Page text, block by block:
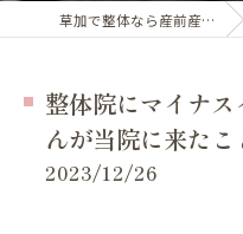
草加で整体なら産前産後ケア専門 かおりビューティサロン
整体院にマイナ
んが当院に来た
2023/12/26